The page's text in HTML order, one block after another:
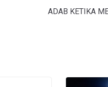
ADAB KETIKA